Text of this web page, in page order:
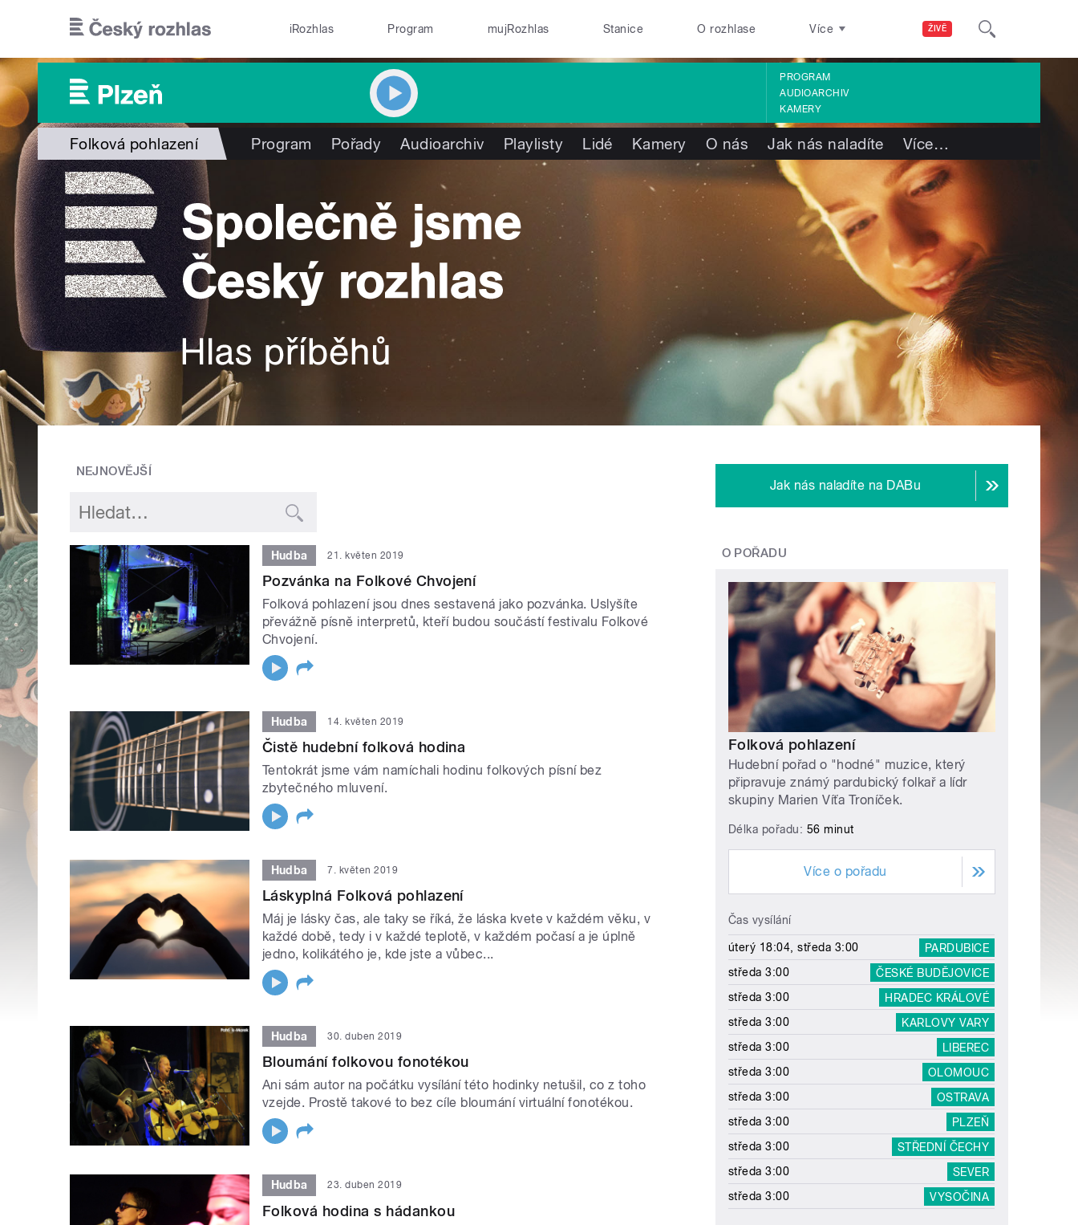
ŽIVĚ
iRozhlas Program mujRozhlas Stanice O rozhlase Více
PROGRAM
AUDIOARCHIV
KAMERY
Folková pohlazení Program Pořady Audioarchiv Playlisty Lidé Kamery O nás Jak nás naladíte Více…
NEJNOVĚJŠÍ
Hudba 21. květen 2019
Pozvánka na Folkové Chvojení
Folková pohlazení jsou dnes sestavená jako pozvánka. Uslyšíte
převážně písně interpretů, kteří budou součástí festivalu Folkové
Chvojení.
Hudba 14. květen 2019
Čistě hudební folková hodina
Tentokrát jsme vám namíchali hodinu folkových písní bez
zbytečného mluvení.
Hudba 7. květen 2019
Láskyplná Folková pohlazení
Máj je lásky čas, ale taky se říká, že láska kvete v každém věku, v
každé době, tedy i v každé teplotě, v každém počasí a je úplně
jedno, kolikátého je, kde jste a vůbec...
Hudba 30. duben 2019
Bloumání folkovou fonotékou
Ani sám autor na počátku vysílání této hodinky netušil, co z toho
vzejde. Prostě takové to bez cíle bloumání virtuální fonotékou.
Hudba 23. duben 2019
Folková hodina s hádankou
Jak nás naladíte na DABu
O POŘADU
Folková pohlazení
Hudební pořad o "hodné" muzice, který
připravuje známý pardubický folkař a lídr
skupiny Marien Víťa Troníček.
Délka pořadu: 56 minut
Více o pořadu
Čas vysílání
úterý 18:04, středa 3:00
PARDUBICE
středa 3:00
ČESKÉ BUDĚJOVICE
středa 3:00
HRADEC KRÁLOVÉ
středa 3:00
KARLOVY VARY
středa 3:00
LIBEREC
středa 3:00
OLOMOUC
středa 3:00
OSTRAVA
středa 3:00
PLZEŇ
středa 3:00
STŘEDNÍ ČECHY
středa 3:00
SEVER
středa 3:00
VYSOČINA